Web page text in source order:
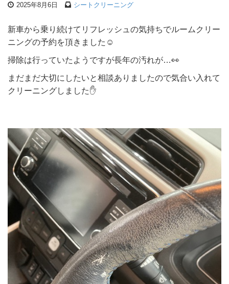
2025年8月6日 シートクリーニング
新車から乗り続けてリフレッシュの気持ちでルームクリー
ニングの予約を頂きました☺
掃除は行っていたようですが長年の汚れが…👀
まだまだ大切にしたいと相談ありましたので気合い入れて
クリーニングしました✋